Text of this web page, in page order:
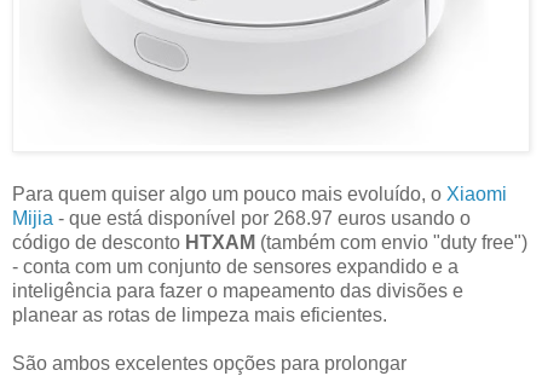
Para quem quiser algo um pouco mais evoluído, o Xiaomi
Mijia - que está disponível por 268.97 euros usando o
código de desconto HTXAM (também com envio "duty free")
- conta com um conjunto de sensores expandido e a
inteligência para fazer o mapeamento das divisões e
planear as rotas de limpeza mais eficientes.
São ambos excelentes opções para prolongar